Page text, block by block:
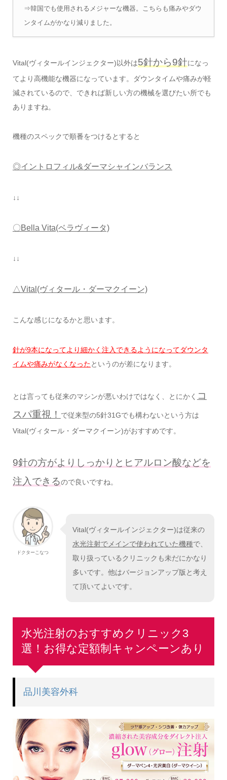
⇒韓国でも使用されるメジャーな機器。こちらも痛みやダウ
ンタイムがかなり減りました。
Vital(ヴィタールインジェクター)以外は5針から9針になっ
てより高機能な機器になっています。ダウンタイムや痛みが軽
減されているので、できれば新しい方の機械を選びたい所でも
ありますね。
機種のスペックで順番をつけるとすると
◎イントロフィル&ダーマシャインバランス
↓↓
〇Bella Vita(ベラヴィータ)
↓↓
△Vital(ヴィタール・ダーマクイーン)
こんな感じになるかと思います。
針が9本になってより細かく注入できるようになってダウンタ
イムや痛みがなくなったというのが差になります。
とは言っても従来のマシンが悪いわけではなく、とにかく コ
スパ重視！ で従来型の5針31Gでも構わないという方は
Vital(ヴィタール・ダーマクイーン)がおすすめです。
9針の方がよりしっかりとヒアルロン酸などを
注入できるので良いですね。
ドクターこなつ
Vital(ヴィタールインジェクター)は従来の
水光注射でメインで使われていた機種で、
取り扱っているクリニックも未だにかなり
多いです。他はバージョンアップ版と考え
て頂いてよいです。
水光注射のおすすめクリニック3
選！お得な定額制キャンペーンあり
品川美容外科